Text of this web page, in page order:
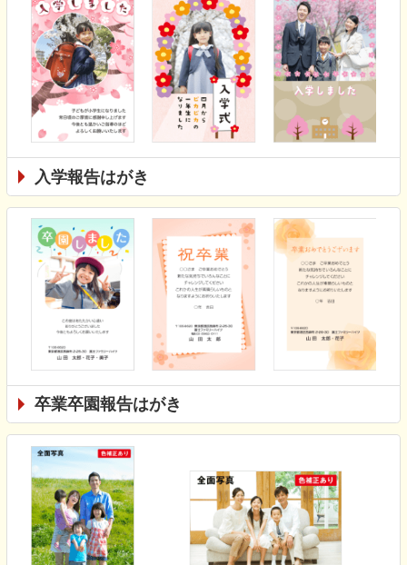
入学報告はがき
卒業卒園報告はがき